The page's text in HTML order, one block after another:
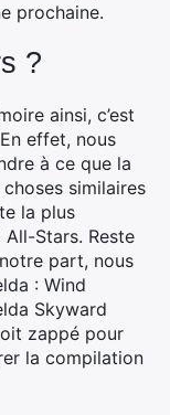
prochaine.
?
ainsi, c’est
effet, nous
à ce que la
similaires
la plus
All-Stars. Reste
part, nous
: Wind
Skyward
zappé pour
la compilation